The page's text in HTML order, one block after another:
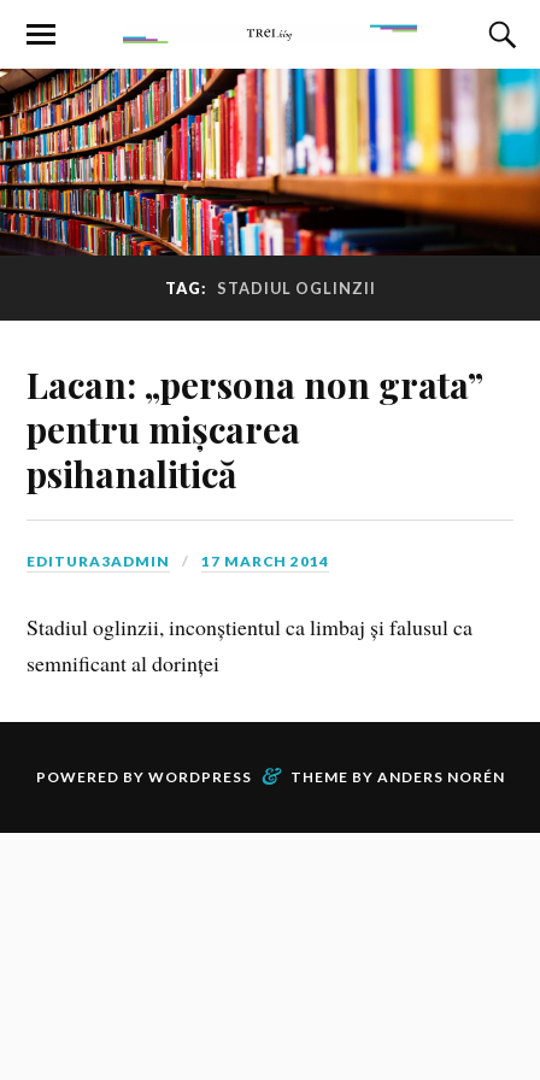
TAG: STADIUL OGLINZII
Lacan: „persona non grata”
pentru mișcarea
psihanalitică
EDITURA3ADMIN 17 MARCH 2014
Stadiul oglinzii, inconștientul ca limbaj și falusul ca
semnificant al dorinței
POWERED BY WORDPRESS & THEME BY ANDERS NORÉN